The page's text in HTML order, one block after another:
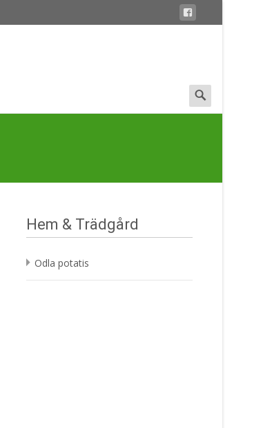
Search
for:
Hem & Trädgård
Odla potatis